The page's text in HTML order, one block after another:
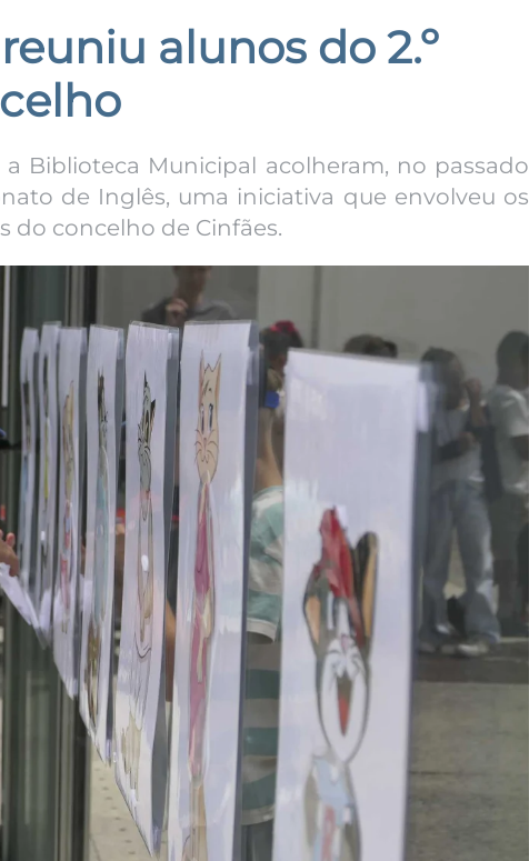
alunos do 2.º
Biblioteca Municipal acolheram, no passado
de Inglês, uma iniciativa que envolveu os
do concelho de Cinfães.